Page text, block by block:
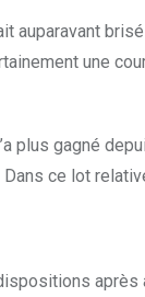
une
plus gagné
ce lot